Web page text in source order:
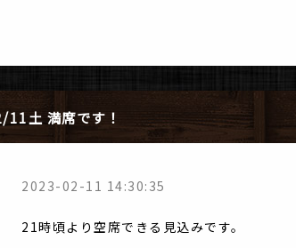
11土 満席です！
2023-02-11 14:30:35
21時頃より空席できる見込みです。